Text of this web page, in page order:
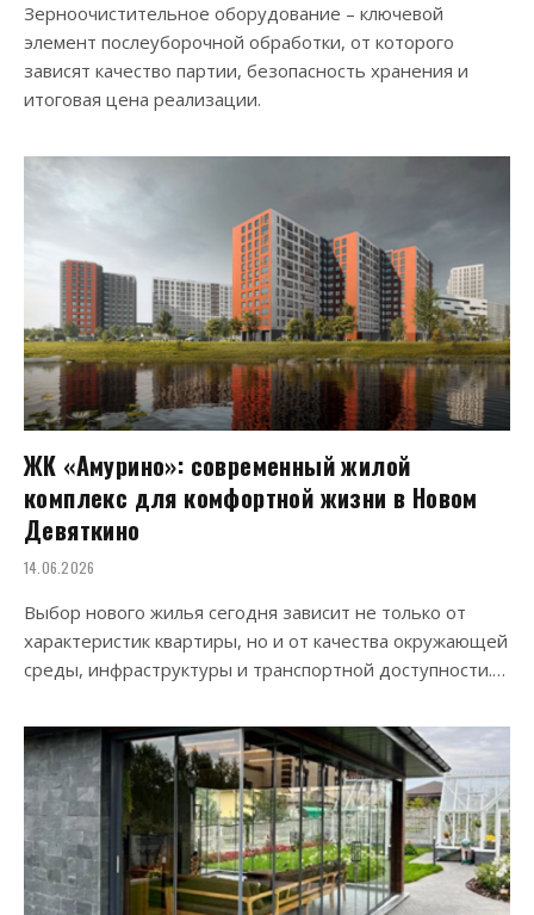
Зерноочистительное оборудование – ключевой
элемент послеуборочной обработки, от которого
зависят качество партии, безопасность хранения и
итоговая цена реализации.
ЖК «Амурино»: современный жилой
комплекс для комфортной жизни в Новом
Девяткино
14.06.2026
Выбор нового жилья сегодня зависит не только от
характеристик квартиры, но и от качества окружающей
среды, инфраструктуры и транспортной доступности.…